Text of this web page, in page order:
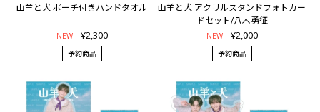
山羊と犬 ポーチ付きハンドタオル
NEW ¥2,300
予約商品
山羊と犬 アクリルスタンドフォトカー
ドセット/八木勇征
NEW ¥2,000
予約商品